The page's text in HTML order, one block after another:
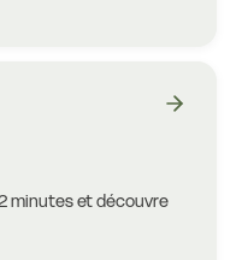
minutes et découvre